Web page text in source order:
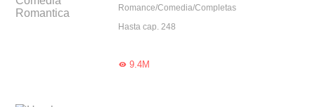
Romance/Comedia/Completas
Hasta cap. 248
9.4M